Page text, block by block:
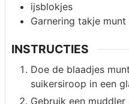
ijsblokjes
Garnering takje
INSTRUCTIES
Doe de blaadjes
suikersiroop in een
Gebruik een